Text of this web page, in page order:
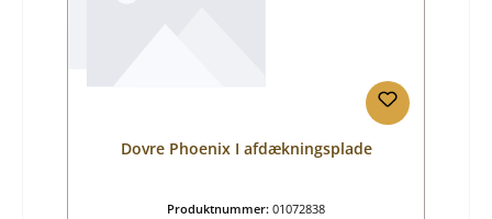
Dovre Phoenix I afdækningsplade
Produktnummer: 01072838